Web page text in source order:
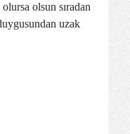
olsun sıradan
uzak